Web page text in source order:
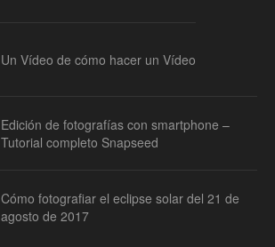
Un Vídeo de cómo hacer un Vídeo
Edición de fotografías con smartphone –
Tutorial completo Snapseed
Cómo fotografiar el eclipse solar del 21 de
agosto de 2017